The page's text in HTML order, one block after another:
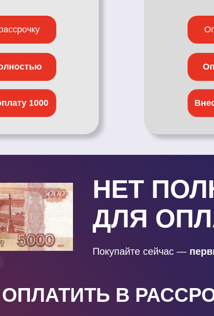
1000
НЕТ
ДЛЯ
Покупайте сейчас —
ОПЛАТИТЬ В